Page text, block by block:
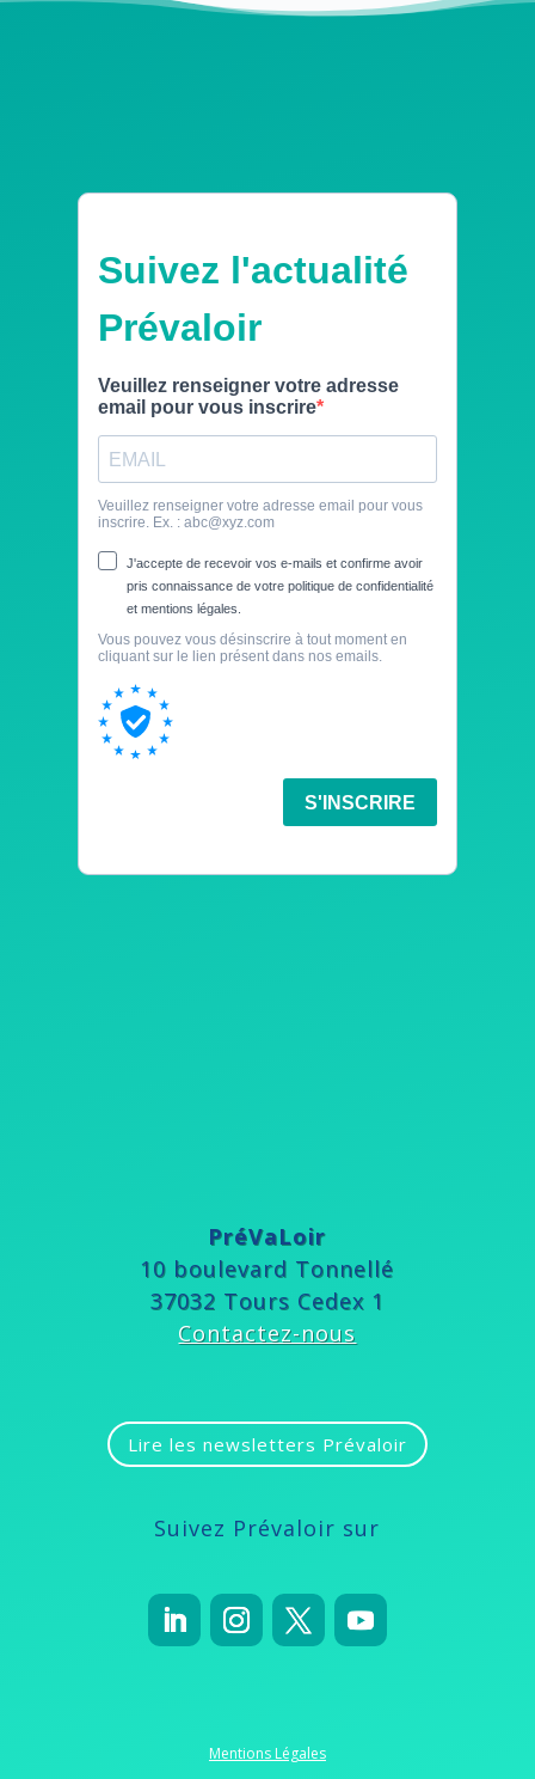
PréVaLoir
10 boulevard Tonnellé
37032 Tours Cedex 1
Contactez-nous
Lire les newsletters Prévaloir
Suivez Prévaloir sur
Mentions Légales